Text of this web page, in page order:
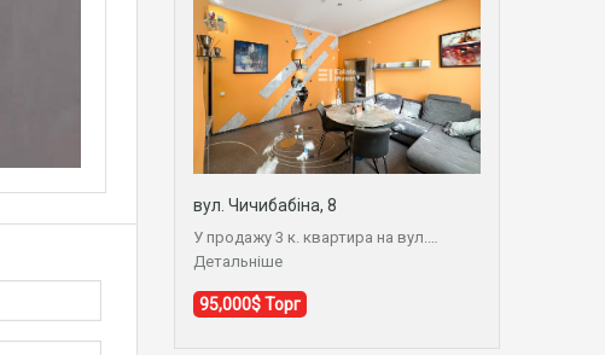
вул. Чичибабіна, 8
У продажу 3 к. квартира на вул.…
Детальніше
95,000$ Торг